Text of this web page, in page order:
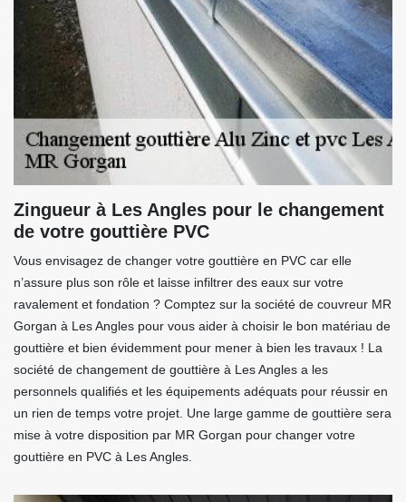
Zingueur à Les Angles pour le changement
de votre gouttière PVC
Vous envisagez de changer votre gouttière en PVC car elle
n’assure plus son rôle et laisse infiltrer des eaux sur votre
ravalement et fondation ? Comptez sur la société de couvreur MR
Gorgan à Les Angles pour vous aider à choisir le bon matériau de
gouttière et bien évidemment pour mener à bien les travaux ! La
société de changement de gouttière à Les Angles a les
personnels qualifiés et les équipements adéquats pour réussir en
un rien de temps votre projet. Une large gamme de gouttière sera
mise à votre disposition par MR Gorgan pour changer votre
gouttière en PVC à Les Angles.